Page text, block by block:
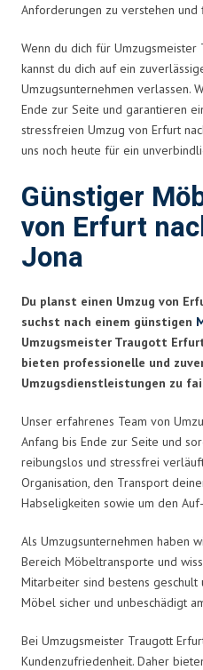
Anforderungen zu verstehen
Wenn du dich für
kannst du dich auf ein
Umzugsunternehmen verlassen.
Ende zur Seite und garantieren
stressfreien Umzug von Erfurt
uns noch heute für ein
Günstiger
von Erfurt
Jona
Du planst einen Umzug von
suchst nach einem günstigen
Umzugsmeister Traugott
bieten professionelle und
Umzugsdienstleistungen zu
Unser erfahrenes Team von
Anfang bis Ende zur Seite und
reibungslos und stressfrei
Organisation, den Transport
Habseligkeiten sowie um den
Als Umzugsunternehmen haben
Bereich Möbeltransporte und
Mitarbeiter sind bestens geschult
Möbel sicher und unbeschädigt
Bei Umzugsmeister Traugott
Kundenzufriedenheit. Daher